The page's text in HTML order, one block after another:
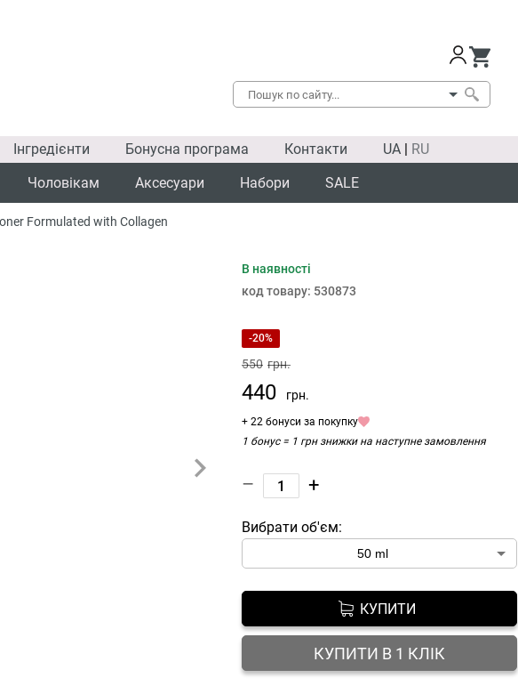
Інгредієнти Бонусна програма Контакти UA | RU
Чоловікам Аксесуари Набори SALE
Formulated with Collagen
SALE
В наявності
код товару: 530873
-20%
550 грн.
440 грн.
+ 22 бонуси за покупку
1 бонус = 1 грн знижки на наступне замовлення
– +
Вибрати об'єм:
КУПИТИ
КУПИТИ В 1 КЛІК